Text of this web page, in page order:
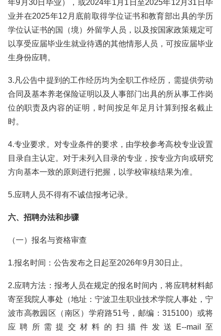
年9月30日毕业），或2024年1月1日至2025年12月31日毕
业并在2025年12月底前取得学位证书和教育部出具的学历
学位认证书的国（境）外留学人员，以及按国家政策规定可
以享受应届毕业生就业待遇的其他情形人员，可按应届毕业
生身份应聘。
3.凡公告中提到的工作经历均为全职工作经历，需提供劳动
合同及基本养老保险证明以及人事部门出具的所从事工作岗
位的职责及内容的证明，时间按足年足月计算到报名截止
时。
4.专业要求。对专业条件的要求，由学校参考高校专业设置
目录自主认定。对于未列入目录的专业，按专业方向或研究
方向基本一致的原则进行把握，以学校审核结果为准。
5.应聘人员不得有不诚信报考记录。
六、招聘办法和步骤
（一）报名与资格审查
1.报名时间：公告发布之日起至2026年9月30日止。
2.应聘方法：报考人员在规定的报名时间内，将应聘材料邮
寄至我院人事处（地址：宁波卫生职业技术学院人事处，宁
波市高教园区（南区）学府路51号，邮编：315100）或将
应聘所需提交材料的扫描件发送E--mail至